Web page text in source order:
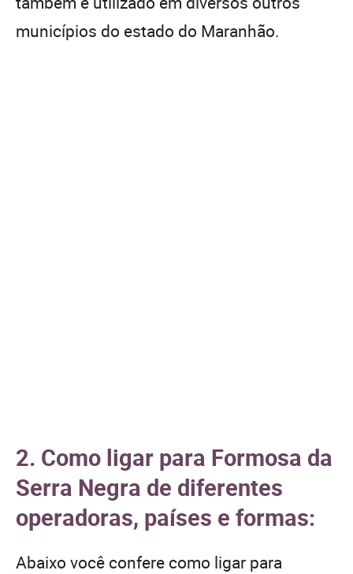
municípios do estado do Maranhão.
2. Como ligar para Formosa da
Serra Negra de diferentes
operadoras, países e formas:
Abaixo você confere como ligar para